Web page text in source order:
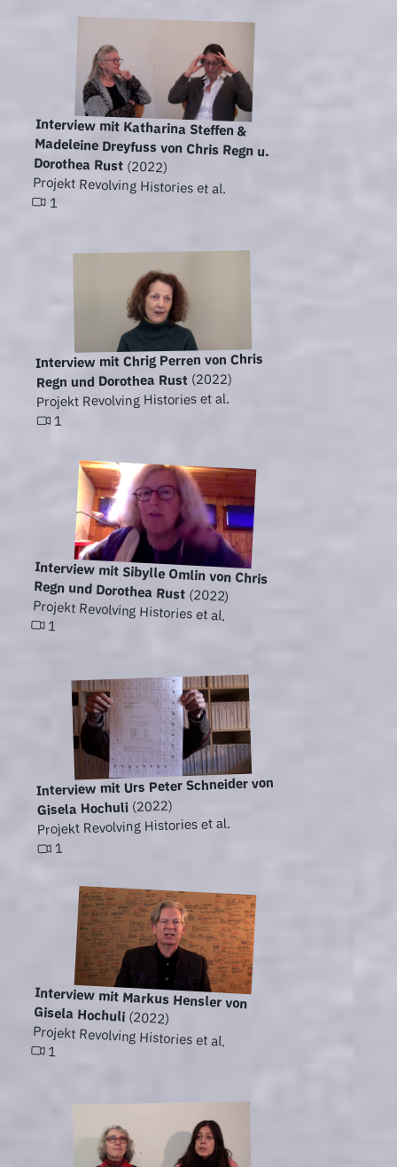
Interview mit Katharina Steffen &
Madeleine Dreyfuss von Chris Regn u.
Dorothea Rust(2022)
Projekt Revolving Histories et al.
1
Interview mit Chrig Perren von Chris
Regn und Dorothea Rust (2022)
Projekt Revolving Histories et al.
1
Interview mit Sibylle Omlin von Chris
Regn und Dorothea Rust(2022)
Projekt Revolving Histories et al.
1
Interview mit Urs Peter Schneider von
Gisela Hochuli(2022)
Projekt Revolving Histories et al.
1
Interview mit Markus Hensler von
Gisela Hochuli(2022)
Projekt Revolving Histories et al.
1